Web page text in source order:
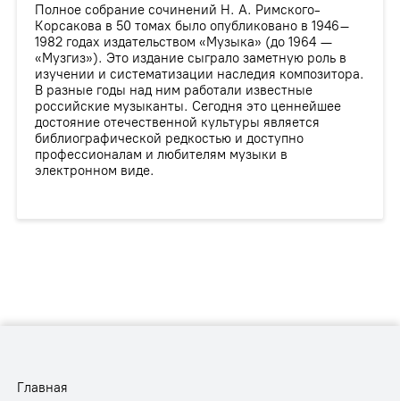
Полное собрание сочинений Н. А. Римского-
Корсакова в 50 томах было опубликовано в 1946–
1982 годах издательством «Музыка» (до 1964 —
«Музгиз»). Это издание сыграло заметную роль в
изучении и систематизации наследия композитора.
В разные годы над ним работали известные
российские музыканты. Сегодня это ценнейшее
достояние отечественной культуры является
библиографической редкостью и доступно
профессионалам и любителям музыки в
электронном виде.
Главная